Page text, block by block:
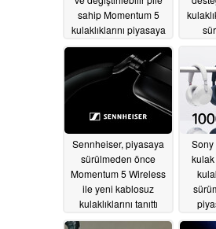
sahip Momentum 5
kulaklıklarını piyasaya
sürdü05/26/2026
Sennheiser, piyasaya
sürülmeden önce
Momentum 5 Wireless
ile yeni kablosuz
kulaklıklarını tanıttı
05/21/2026
Sony